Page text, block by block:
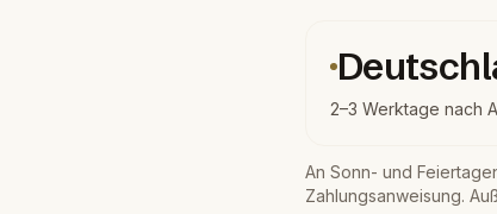
2–3 Werktage nach
An Sonn- und
Zahlungsanweisung.